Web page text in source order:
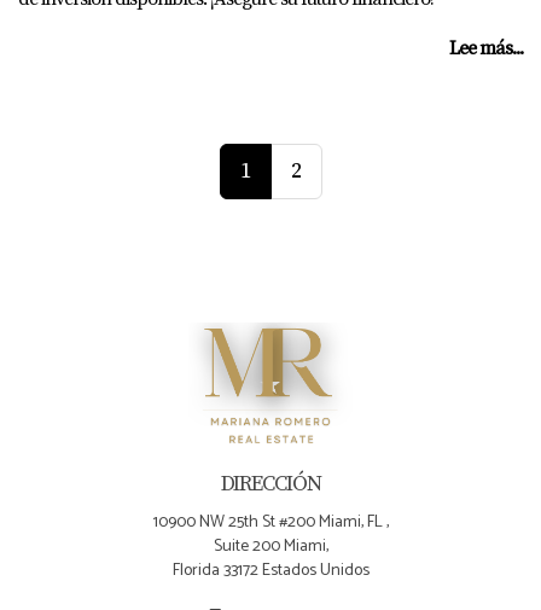
Lee más...
1 2
DIRECCIÓN
10900 NW 25th St #200 Miami, FL ,
Suite 200 Miami,
Florida 33172 Estados Unidos